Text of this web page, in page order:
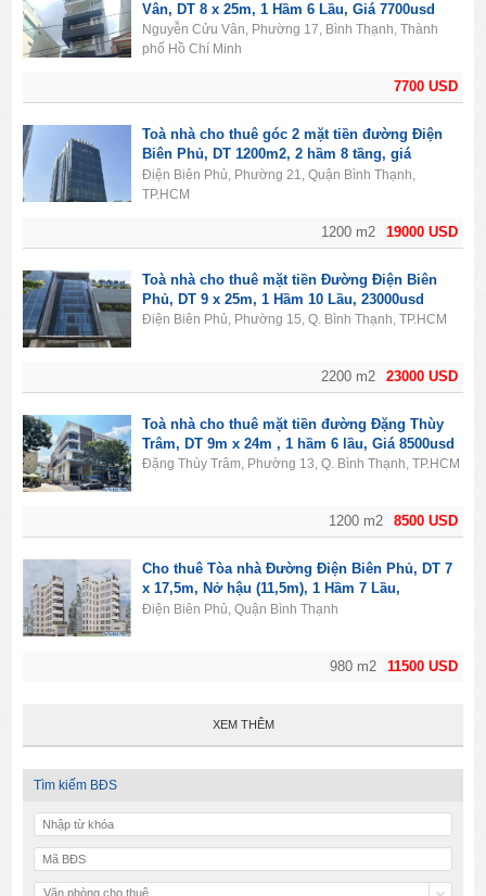
7700 USD
Vân, DT 8 x 25m, 1 Hầm 6 Lầu, Giá 7700usd
Nguyễn Cửu Vân, Phường 17, Bình Thạnh, Thành
phố Hồ Chí Minh
19000 USD
1200 m2
Toà nhà cho thuê góc 2 mặt tiền đường Điện
Biên Phủ, DT 1200m2, 2 hầm 8 tầng, giá
19000usd
Điện Biên Phủ, Phường 21, Quận Bình Thạnh,
TP.HCM
23000 USD
2200 m2
Toà nhà cho thuê mặt tiền Đường Điện Biên
Phủ, DT 9 x 25m, 1 Hầm 10 Lầu, 23000usd
Điện Biên Phủ, Phường 15, Q. Bình Thạnh, TP.HCM
8500 USD
1200 m2
Toà nhà cho thuê mặt tiền đường Đặng Thùy
Trâm, DT 9m x 24m , 1 hầm 6 lầu, Giá 8500usd
Đặng Thùy Trâm, Phường 13, Q. Bình Thạnh, TP.HCM
11500 USD
980 m2
Cho thuê Tòa nhà Đường Điện Biên Phủ, DT 7
x 17,5m, Nở hậu (11,5m), 1 Hầm 7 Lầu,
11500usd
Điện Biên Phủ, Quận Bình Thạnh
XEM THÊM
Tìm kiếm BĐS
Văn phòng cho thuê